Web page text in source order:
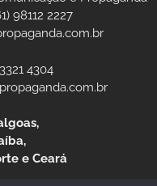
98112 2227
4304
e Ceará